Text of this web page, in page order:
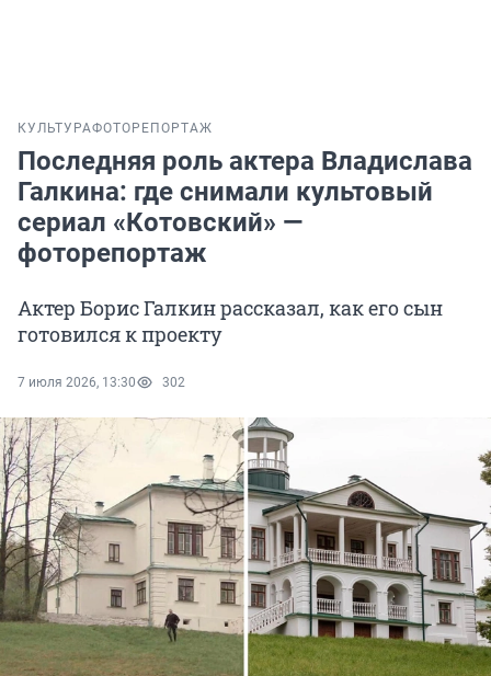
КУЛЬТУРАФОТОРЕПОРТАЖ
Последняя роль актера Владислава
Галкина: где снимали культовый
сериал «Котовский» —
фоторепортаж
Актер Борис Галкин рассказал, как его сын
готовился к проекту
7 июля 2026, 13:30 302